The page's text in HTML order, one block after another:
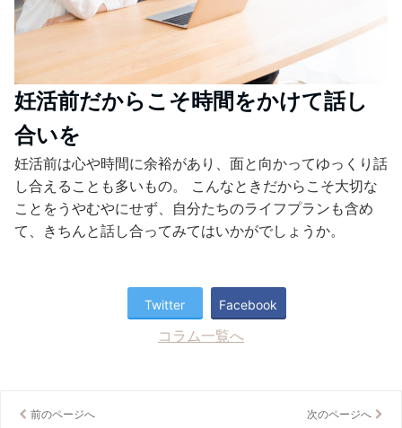
妊活前だからこそ時間をかけて話し
合いを
妊活前は心や時間に余裕があり、面と向かってゆっくり話
し合えることも多いもの。 こんなときだからこそ大切な
ことをうやむやにせず、自分たちのライフプランも含め
て、きちんと話し合ってみてはいかがでしょうか。
Twitter Facebook
コラム一覧へ
前のページへ 次のページへ